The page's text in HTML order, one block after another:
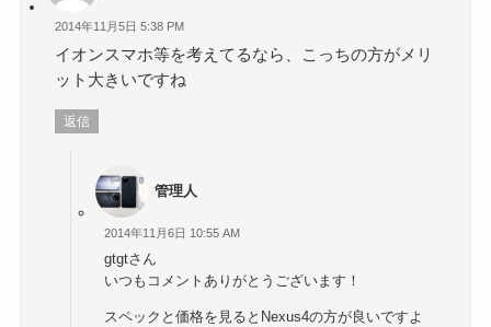
2014年11月5日 5:38 PM
イオンスマホ等を考えてるなら、こっちの方がメリ
ット大きいですね
返信
管理人
2014年11月6日 10:55 AM
gtgtさん
いつもコメントありがとうございます！
スペックと価格を見るとNexus4の方が良いですよ